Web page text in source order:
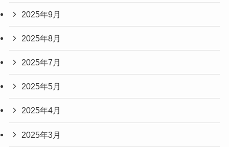
2025年9月
2025年8月
2025年7月
2025年5月
2025年4月
2025年3月